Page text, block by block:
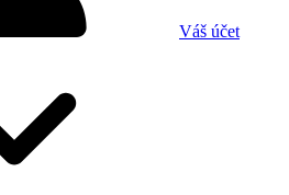
Váš účet